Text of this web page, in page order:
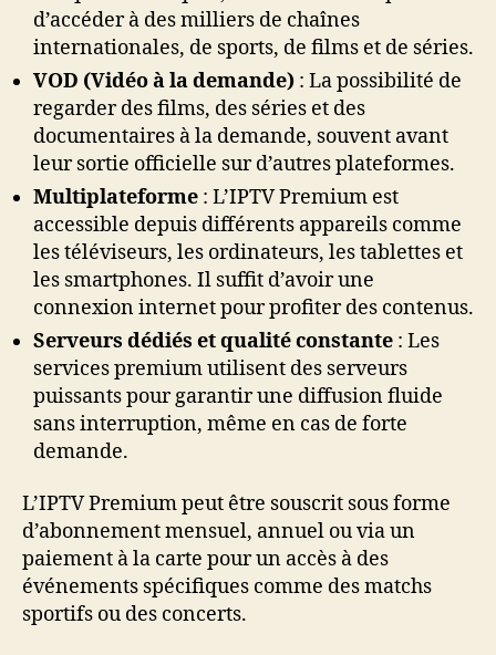
d’accéder à des milliers de chaînes
internationales, de sports, de films et de séries.
VOD (Vidéo à la demande) : La possibilité de
regarder des films, des séries et des
documentaires à la demande, souvent avant
leur sortie officielle sur d’autres plateformes.
Multiplateforme : L’IPTV Premium est
accessible depuis différents appareils comme
les téléviseurs, les ordinateurs, les tablettes et
les smartphones. Il suffit d’avoir une
connexion internet pour profiter des contenus.
Serveurs dédiés et qualité constante : Les
services premium utilisent des serveurs
puissants pour garantir une diffusion fluide
sans interruption, même en cas de forte
demande.
L’IPTV Premium peut être souscrit sous forme
d’abonnement mensuel, annuel ou via un
paiement à la carte pour un accès à des
événements spécifiques comme des matchs
sportifs ou des concerts.